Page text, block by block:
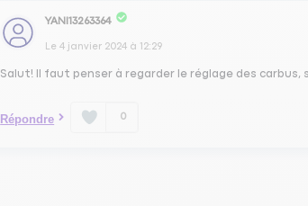
YANI13263364
Le4 janvier 2024 à 12:29
Salut! Il faut penser à regarder le réglage des
Répondre 0